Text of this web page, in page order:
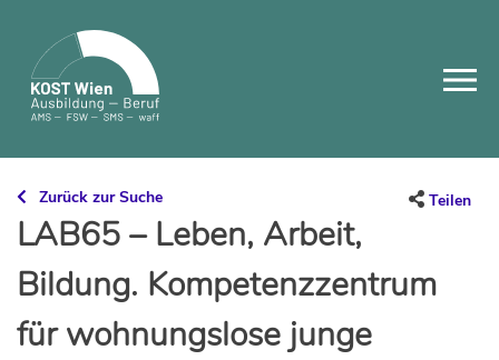
content
Zurück zur Suche
LAB65 – Leben, Arbeit,
Bildung. Kompetenzzentrum
für wohnungslose junge
Teilen